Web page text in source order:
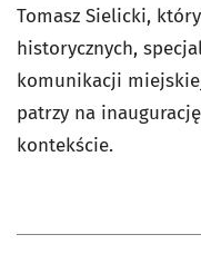
Tomasz Sielicki,
historycznych,
komunikacji
patrzy na
kontekście.